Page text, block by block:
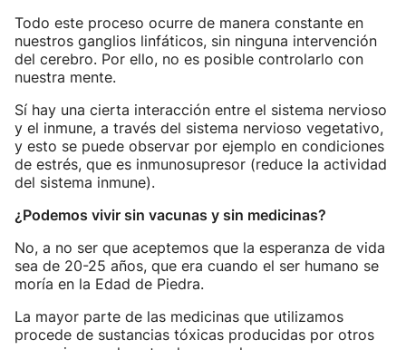
Todo este proceso ocurre de manera constante en
nuestros ganglios linfáticos, sin ninguna intervención
del cerebro. Por ello, no es posible controlarlo con
nuestra mente.
Sí hay una cierta interacción entre el sistema nervioso
y el inmune, a través del sistema nervioso vegetativo,
y esto se puede observar por ejemplo en condiciones
de estrés, que es inmunosupresor (reduce la actividad
del sistema inmune).
¿Podemos vivir sin vacunas y sin medicinas?
No, a no ser que aceptemos que la esperanza de vida
sea de 20-25 años, que era cuando el ser humano se
moría en la Edad de Piedra.
La mayor parte de las medicinas que utilizamos
procede de sustancias tóxicas producidas por otros